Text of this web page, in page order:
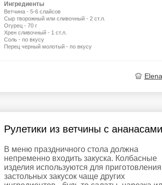
Ингредиенты
Ветчина - 5-6 слайсов
Сыр творожный или сливочный - 2 ст.л.
Огурец - 70 г
Хрен сливочный - 1 ст.л.
Соль - по вкусу
Перец черный молотый - по вкусу
Рулетики из ветчины с ананасами
В меню праздничного стола должна
непременно входить закуска. Колбасные
изделия используются для приготовления
застольных закусок чаще других